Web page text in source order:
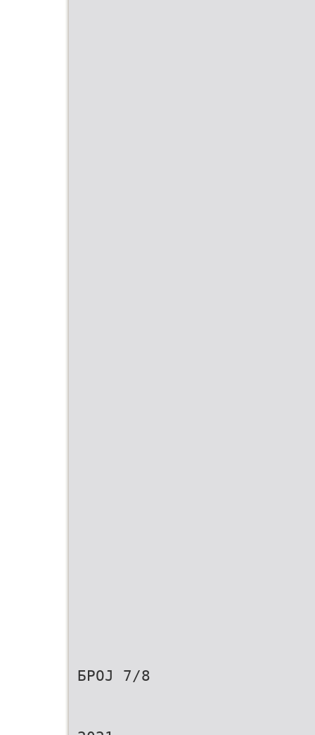
БРОЈ 7/8